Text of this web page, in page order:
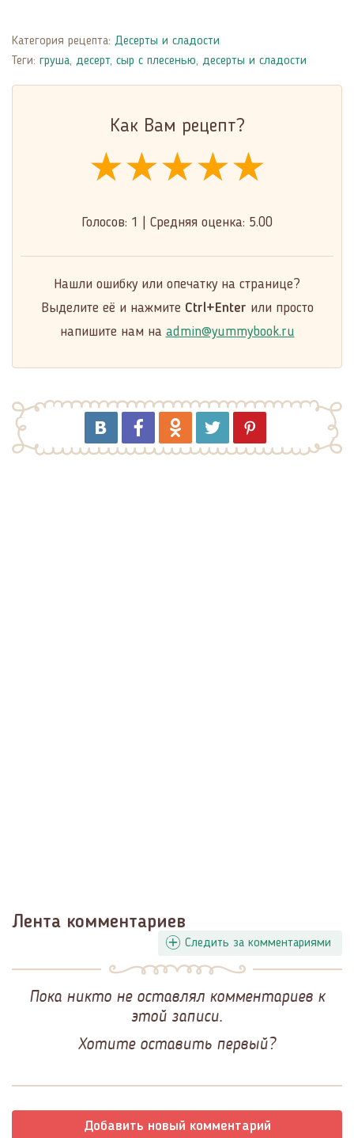
Категория рецепта: Десерты и сладости
Теги: груша, десерт, сыр с плесенью, десерты и сладости
Как Вам рецепт?
★★★★★
★★★★★
★★★★★
Голосов: 1 Средняя оценка: 5.00
Нашли ошибку или опечатку на странице?
Выделите её и нажмите Ctrl+Enter или просто
напишите нам на admin@yummybook.ru
Лента комментариев
Следить за комментариями
Пока никто не оставлял комментариев к
этой записи.
Хотите оставить первый?
Добавить новый комментарий